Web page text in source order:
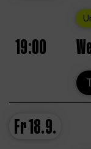
19:00
Fr18.9.